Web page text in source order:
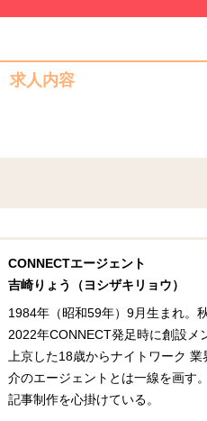
求人内容
CONNECTエージェント
吉崎りょう（ヨシザキリョウ）
1984年（昭和59年）9月生まれ。
2022年CONNECT発足時に創設メ
上京した18歳からナイトワーク
介のエージェントとは一線を画す
記事制作を心掛けている。